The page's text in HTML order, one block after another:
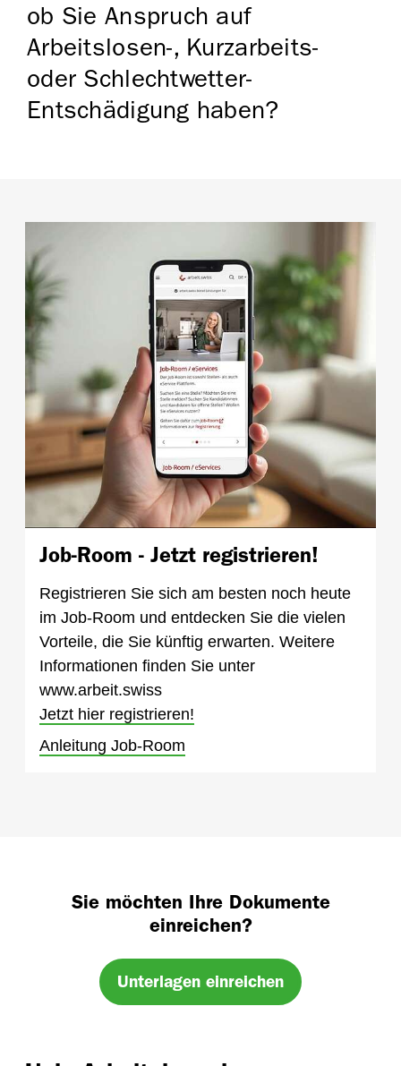
ob Sie Anspruch auf
Arbeitslosen-, Kurzarbeits-
oder Schlechtwetter-
Entschädigung haben?
Job-Room - Jetzt registrieren!
Registrieren Sie sich am besten noch heute
im Job-Room und entdecken Sie die vielen
Vorteile, die Sie künftig erwarten. Weitere
Informationen finden Sie unter
www.arbeit.swiss
Jetzt hier registrieren!
Anleitung Job-Room
Sie möchten Ihre Dokumente
einreichen?
Unterlagen einreichen